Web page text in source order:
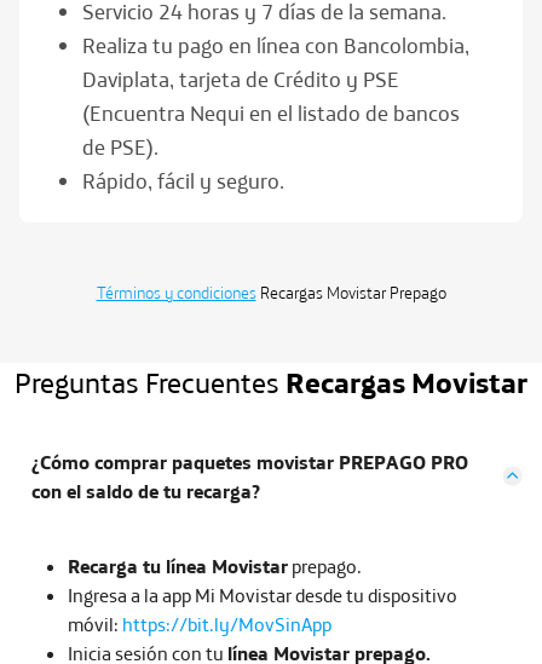
Servicio 24 horas y 7 días de la semana.
Realiza tu pago en línea con Bancolombia,
Daviplata, tarjeta de Crédito y PSE
(Encuentra Nequi en el listado de bancos
de PSE).
Rápido, fácil y seguro.
Términos y condicionesRecargasMovistar Prepago
Preguntas Frecuentes Recargas Movistar
¿Cómo comprar paquetes movistar PREPAGO PRO
con el saldo de tu recarga?
Recarga tu línea Movistar prepago.
Ingresa a la app Mi Movistar desde tu dispositivo
móvil: https://bit.ly/MovSinApp
Inicia sesión con tu línea Movistar prepago.